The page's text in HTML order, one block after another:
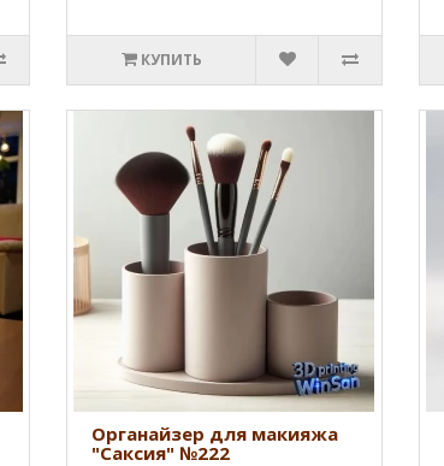
КУПИТЬ
Органайзер для макияжа
"Саксия" №222